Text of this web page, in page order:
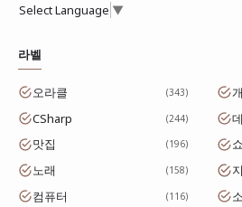
Select Language ▼
라벨
오라클 343
CSharp 244
맛집 196
노래 158
컴퓨터 116